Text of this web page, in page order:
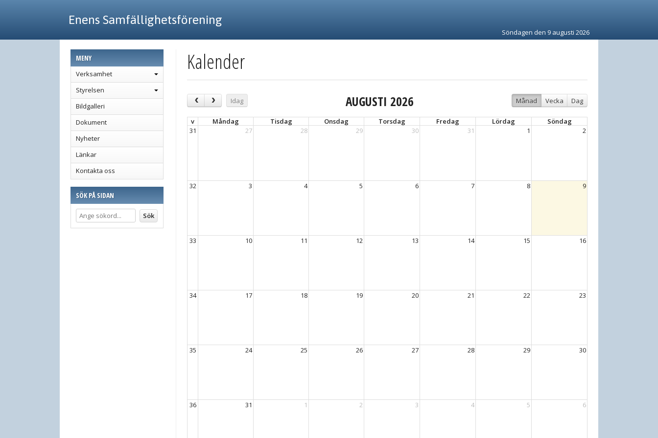
Enens Samfällighetsförening
Söndagen den 9 augusti 2026
MENY
Verksamhet
Styrelsen
Bildgalleri
Dokument
Nyheter
Länkar
Kontakta oss
SÖK PÅ SIDAN
Kalender
Idag Månad Vecka Dag
AUGUSTI 2026
v Måndag Tisdag Onsdag Torsdag Fredag Lördag
Söndag
31
27 28 29 30 31 1 2
32 3 4 5 6 7 8 9
33 10 11 12 13 14 15 16
34 17 18 19 20 21 22 23
35 24 25 26 27 28 29 30
36 31 1 2 3 4 5 6